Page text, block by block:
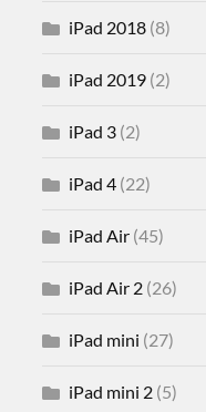
iPad 2018 (8)
iPad 2019 (2)
iPad 3 (2)
iPad 4 (22)
iPad Air (45)
iPad Air 2 (26)
iPad mini (27)
iPad mini 2 (5)